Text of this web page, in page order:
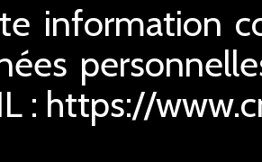
information
: https://